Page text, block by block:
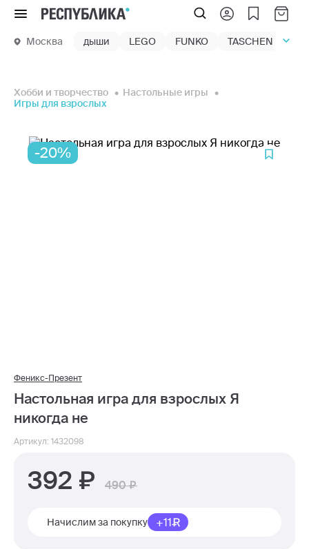
Меню
Москва дыши LEGO FUNKO TASCHEN
Хобби и творчество
Настольные игры
Игры для взрослых
-20%
Феникс-Презент
Настольная игра для взрослых Я
никогда не
Артикул: 1432098
392 490
Начислим за покупку +11